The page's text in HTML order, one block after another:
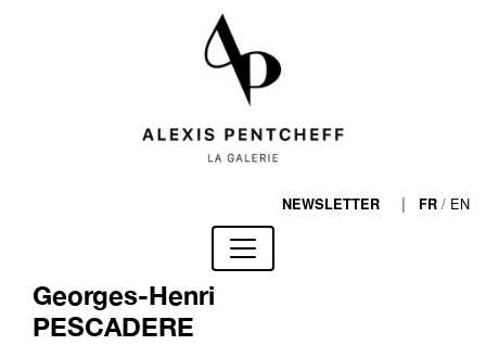
NEWSLETTER | FR / EN
Georges-Henri
PESCADERE